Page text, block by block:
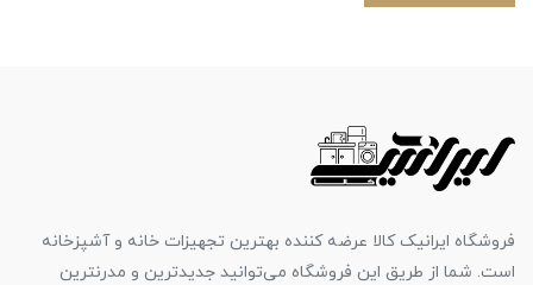
فروشگاه ایرانیک کالا عرضه کننده بهترین تجهیزات خانه و آشپزخانه
است. شما از طریق این فروشگاه می‌توانید جدیدترین و مدرنترین